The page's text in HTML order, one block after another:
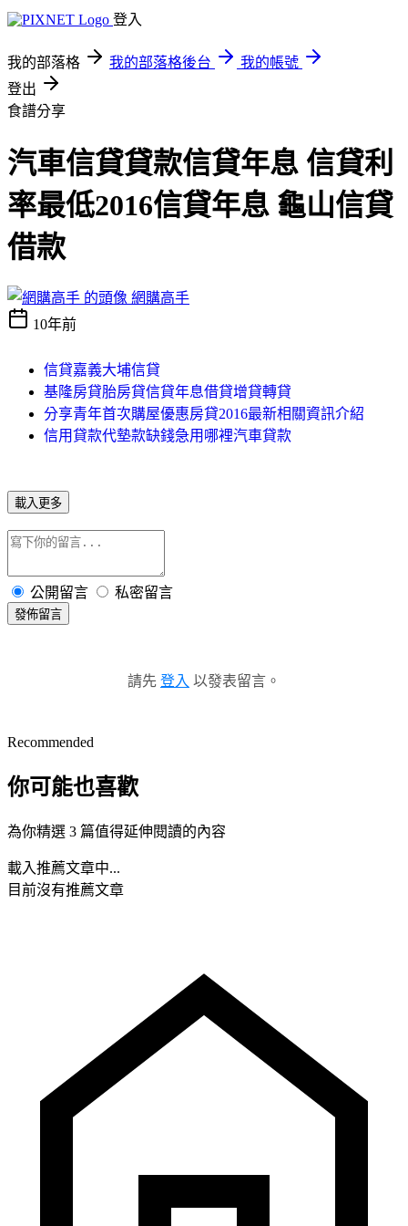
登入
我的部落格 我的部落格後台
我的帳號
登出
食譜分享
汽車信貸貸款信貸年息 信貸利
率最低2016信貸年息 龜山信貸
借款
網購高手
10年前
信貸嘉義大埔信貸
基隆房貸胎房貸信貸年息借貸增貸轉貸
分享青年首次購屋優惠房貸2016最新相關資訊介紹
信用貸款代墊款缺錢急用哪裡汽車貸款
載入更多
公開留言 私密留言
發佈留言
請先 登入 以發表留言。
Recommended
你可能也喜歡
為你精選 3 篇值得延伸閱讀的內容
載入推薦文章中...
目前沒有推薦文章